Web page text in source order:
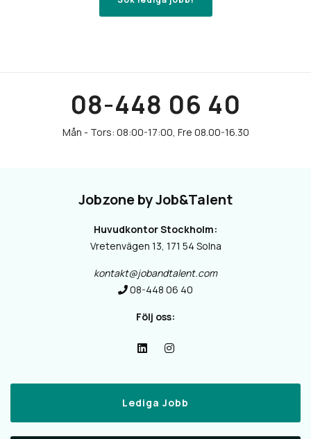
08-448 06 40
Jobzone by Job&Talent
Huvudkontor Stockholm:
Vretenvägen 13, 171 54 Solna
kontakt@jobandtalent.com
08-448 06 40
Följ oss:
Lediga Jobb